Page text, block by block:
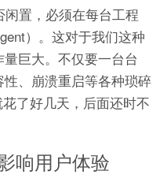
置，必须在每台工程
）。这对于我们这种
巨大。不仅要一台台
、崩溃重启等各种琐碎
了好几天，后面还时不
响用户体验